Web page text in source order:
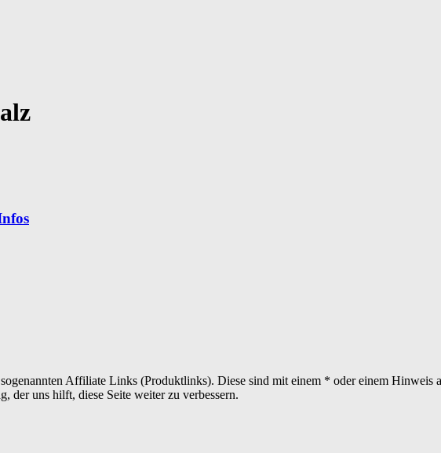
Affiliate Links (Produktlinks). Diese sind mit einem * oder einem
der uns hilft, diese Seite weiter zu verbessern.